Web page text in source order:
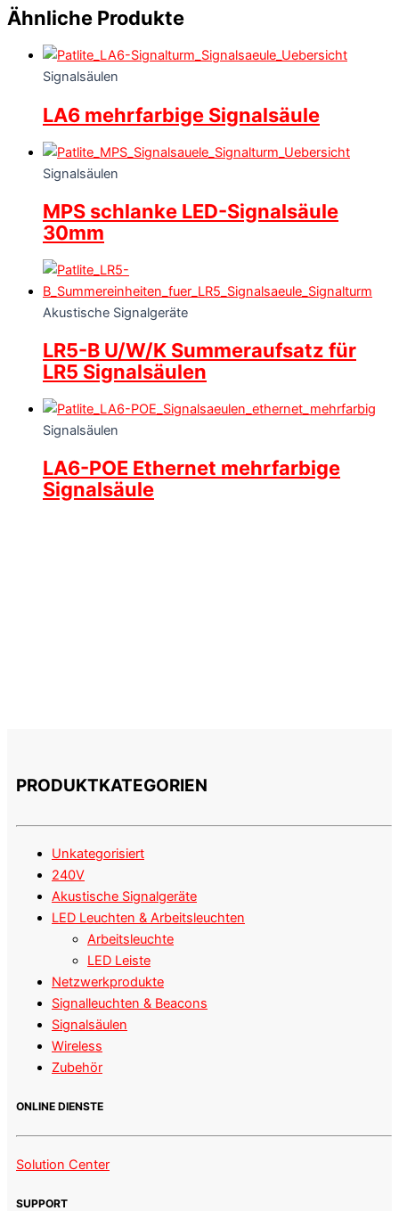
Ähnliche Produkte
Signalsäulen
LA6 mehrfarbige Signalsäule
Signalsäulen
MPS schlanke LED-Signalsäule
30mm
Akustische Signalgeräte
LR5-B U/W/K Summeraufsatz für
LR5 Signalsäulen
Signalsäulen
LA6-POE Ethernet mehrfarbige
Signalsäule
PRODUKTKATEGORIEN
Unkategorisiert
240V
Akustische Signalgeräte
LED Leuchten & Arbeitsleuchten
Arbeitsleuchte
LED Leiste
Netzwerkprodukte
Signalleuchten & Beacons
Signalsäulen
Wireless
Zubehör
ONLINE DIENSTE
Solution Center
SUPPORT